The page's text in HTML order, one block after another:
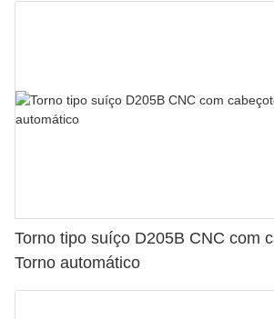
Torno tipo suíço D205B CNC com
Torno automático